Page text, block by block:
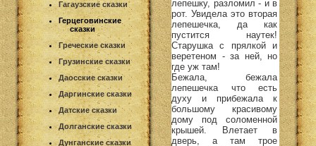
Гагаузские сказки
Герцеговинские
сказки
Греческие сказки
Грузинские сказки
Даосские сказки
Даргинские сказки
Датские сказки
Долганские сказки
Дунганские сказки
лепешку, разломил - и в
рот. Увидела это вторая
лепешечка, да как
пустится наутек!
Старушка с прялкой и
веретеном - за ней, но
где уж там!
Бежала, бежала
лепешечка что есть
духу и прибежала к
большому красивому
дому под соломенной
крышей. Влетает в
дверь, а там трое